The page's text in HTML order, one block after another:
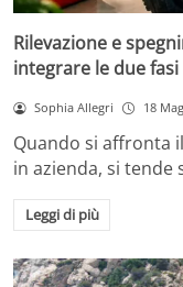
Rilevazione e
integrare le due fasi
Sophia Allegri 18
Quando si affronta
in azienda, si tende
Leggi di più